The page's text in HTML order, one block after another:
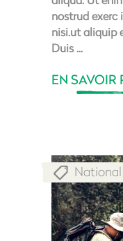
nostrud
nisi.ut aliquip
Duis
EN SAVOIR